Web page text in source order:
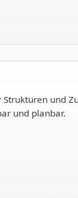
und
und planbar.